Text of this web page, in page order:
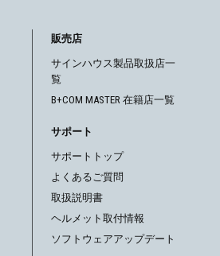
販売店
サインハウス製品取扱店一
覧
B+COM MASTER 在籍店一覧
サポート
サポートトップ
よくあるご質問
取扱説明書
ヘルメット取付情報
ソフトウェアアップデート